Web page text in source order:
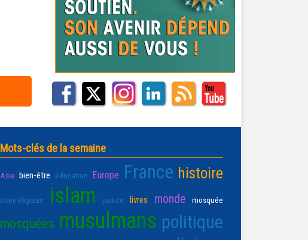
Mots-clés de la semaine
Asie bien-être éducation Europe France histoire
interreligieux islam justice livres monde mosquée
mosquées musulmans politique